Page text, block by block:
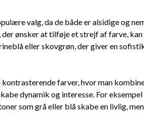
valg, da de både er alsidige og
der ønsker at tilføje et strejf af farve,
eller skovgrøn, der giver en
farver, hvor man
dynamik og interesse. For
som grå eller blå skabe en livlig,